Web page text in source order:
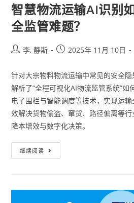
智慧物流运输AI识别
全监管难题？
李, 静斯 2025年 11月 10日
针对大宗物料物流运输中常见的安全
解析了“全程可视化AI物流监管系统”如
电子围栏与智能调度等技术，实现运
效解决货物偷盗、窜货、路径偏离等
降本增效与数字化决策。
继续阅读